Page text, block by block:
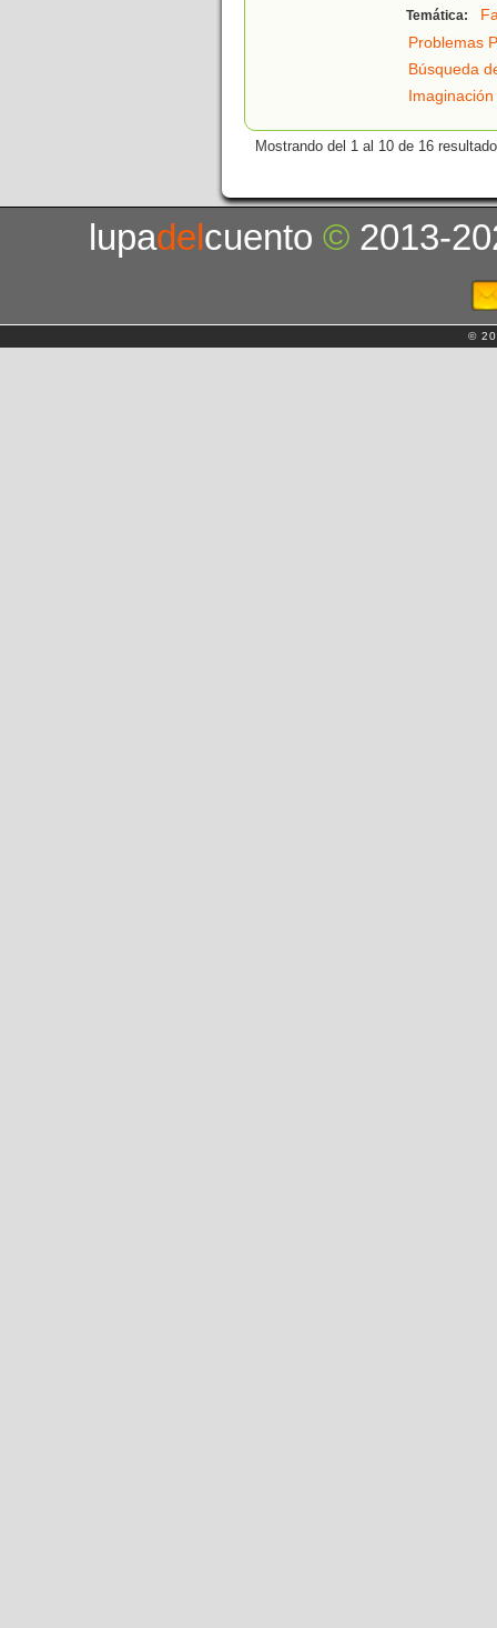
Temática:
Problemas
Búsqueda
Imaginación
Mostrando del 1 al 10 de 16
lupadelcuento© 2013-
©